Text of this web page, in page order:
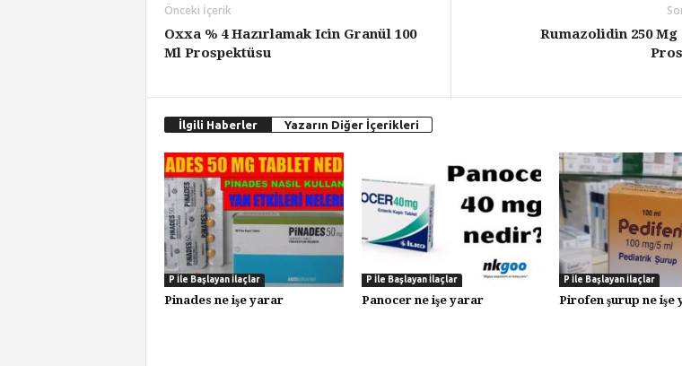
Önceki İçerik
Oxxa % 4 Hazırlamak Icin Granül 100
Ml Prospektüsu
Rumazolidin 250 Mg
İlgili Haberler Yazarın Diğer İçerikleri
P İle Başlayan İlaçlar
Pinades ne işe yarar
P İle Başlayan İlaçlar
Panocer ne işe yarar
P İle Başlayan İlaçlar
Pirofen şurup ne işe